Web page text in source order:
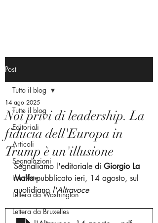
Post
Tutto il blog
Editoriali
Articoli
Segnalazioni
Interviste
Lettera da Washington
Lettera da Bruxelles
Tutto il blog
Noi privi di leadership. La
fiducia dell'Europa in
Trump è un'illusione
14 ago 2025
Segnaliamo l'editoriale di Giorgio La
Malfa pubblicato ieri, 14 agosto, sul
quotidiano l'Altravoce